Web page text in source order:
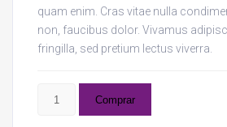
quam enim. Cras vitae nulla
non, faucibus dolor. Vivamus
fringilla, sed pretium lectus viverra.
Comprar